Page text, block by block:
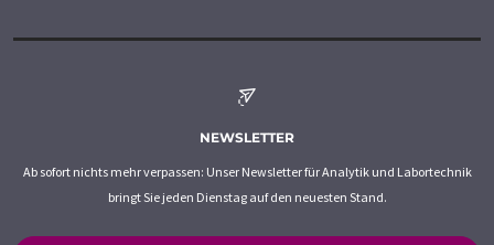
NEWSLETTER
Ab sofort nichts mehr verpassen: Unser Newsletter für Analytik und Labortechnik
bringt Sie jeden Dienstag auf den neuesten Stand.